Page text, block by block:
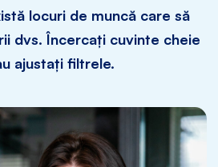
locuri de muncă care să
dvs. Încercați cuvinte cheie
ajustați filtrele.